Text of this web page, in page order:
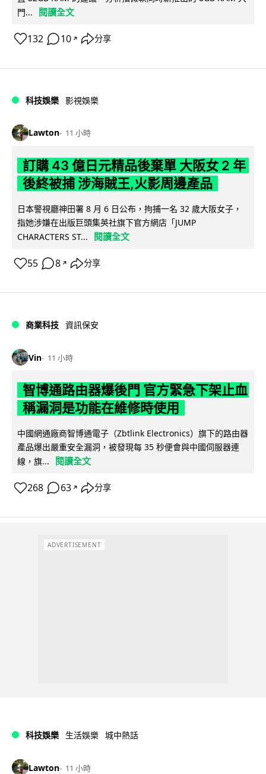
門...
閱讀全文
132 10 ↗ 分享
科技娛樂 影視娛樂
Lawton 11 小時
訂購 43 億日元精品後棄單 大阪女 2 年
後終被捕 涉海賊王,火影周邊產品
日本警視廳神田署 8 月 6 日公布，拘捕一名 32 歲大阪女子，
指她涉嫌在出版巨頭集英社旗下官方網店「JUMP
CHARACTERS ST...
閱讀全文
55 8 ↗ 分享
商業科技 資訊保安
Vin 11 小時
智博通路由器爆後門 官方緊急下架止血
稱漏洞是功能在維修時使用
中國網通廠商智博通電子（Zbtlink Electronics）旗下的路由器
產品爆出嚴重安全漏洞，被發現每 35 秒便會與中國伺服器連
線，旗...
閱讀全文
268 63 ↗ 分享
ADVERTISEMENT
科技娛樂 生活娛樂 城中熱話
Lawton 11 小時